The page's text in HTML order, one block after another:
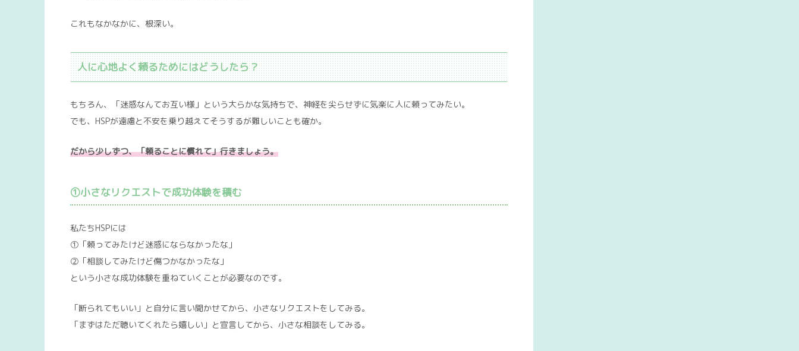
これもなかなかに、根深い。
人に心地よく頼るためにはどうしたら？
もちろん、「迷惑なんてお互い様」という大らかな気持ちで、神経を尖らせずに気楽に人に頼ってみたい。
でも、HSPが遠慮と不安を乗り越えてそうするが難しいことも確か。
だから少しずつ、「頼ることに慣れて」行きましょう。
①小さなリクエストで成功体験を積む
私たちHSPには
①「頼ってみたけど迷惑にならなかったな」
②「相談してみたけど傷つかなかったな」
という小さな成功体験を重ねていくことが必要なのです。
「断られてもいい」と自分に言い聞かせてから、小さなリクエストをしてみる。
「まずはただ聴いてくれたら嬉しい」と宣言してから、小さな相談をしてみる。